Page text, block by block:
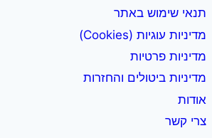
תנאי שימוש באתר
מדיניות עוגיות (Cookies)
מדיניות פרטיות
מדיניות ביטולים והחזרות
אודות
צרי קשר